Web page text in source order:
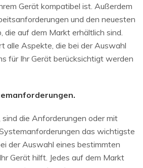
Gerät kompatibel ist. Außerdem
und den neuesten
die auf dem Markt erhältlich sind.
alle Aspekte, die bei der Auswahl
für Ihr Gerät berücksichtigt werden
die Anforderungen oder mit
das wichtigste
der Auswahl eines bestimmten
Gerät hilft. Jedes auf dem Markt